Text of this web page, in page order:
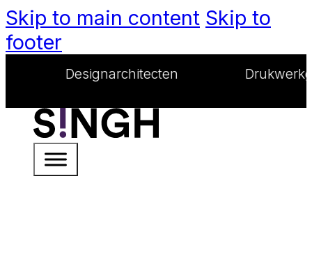
Skip to main content Skip to
footer
Drukwerkgoeroes